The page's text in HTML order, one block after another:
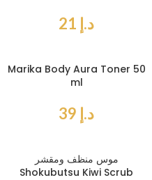
د.إ
Marika Body Aura Toner 50
ml
د.إ
موس منظف ومقشر
Shokubutsu Kiwi Scrub